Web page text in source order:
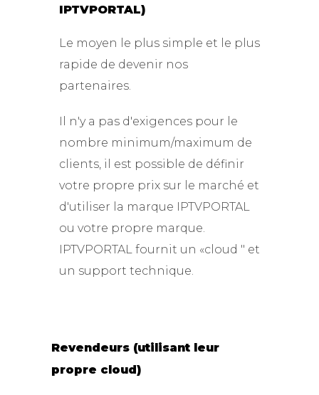
IPTVPORTAL)
Le moyen le plus simple et le plus
rapide de devenir nos
partenaires.
Il n'y a pas d'exigences pour le
nombre minimum/maximum de
clients, il est possible de définir
votre propre prix sur le marché et
d'utiliser la marque IPTVPORTAL
ou votre propre marque.
IPTVPORTAL fournit un «cloud " et
un support technique.
Revendeurs (utilisant leur
propre cloud)